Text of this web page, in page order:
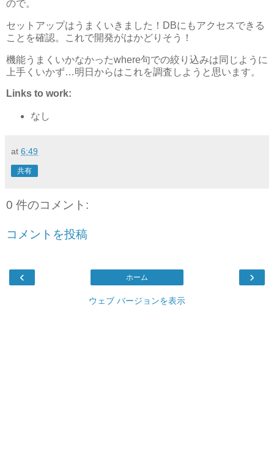
ので。
セットアップはうまくいきました！DBにもアクセスできる
ことを確認。これで開発がはかどりそう！
機能うまくいかなかったwhere句での絞り込みは同じように
上手くいかず…明日からはこれを調査しようと思います。
Links to work:
なし
at 6:49
共有
0 件のコメント:
コメントを投稿
‹ ›
ホーム
ウェブ バージョンを表示